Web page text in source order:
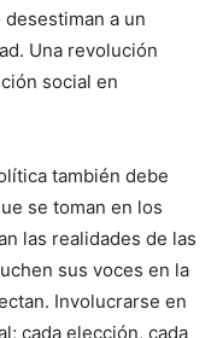
a un
Una revolución
social en
también debe
se toman en los
las realidades de las
sus voces en la
Involucrarse en
cada elección, cada